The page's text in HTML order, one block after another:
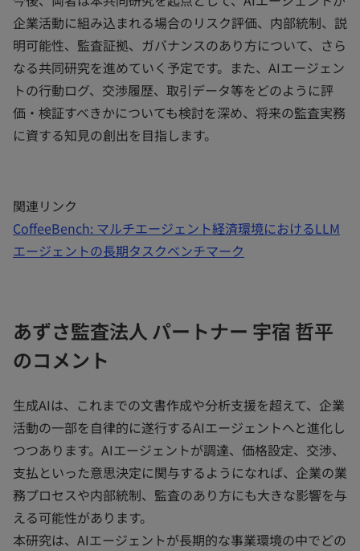
企業活動に組み込まれる場合のリスク評価、内部統制、説
明可能性、監査証拠、ガバナンスのあり方について、さら
なる共同研究を進めていく予定です。また、AIエージェン
トの行動ログ、交渉履歴、取引データ等をどのように評
価・検証すべきかについても検討を深め、将来の監査実務
に資する知見の創出を目指します。
関連リンク
CoffeeBench: マルチエージェント経済環境におけるLLM
エージェントの長期タスクベンチマーク
あずさ監査法人 パートナー 宇宿 哲平
のコメント
生成AIは、これまでの文書作成や分析支援を超えて、企業
活動の一部を自律的に遂行するAIエージェントへと進化し
つつあります。AIエージェントが調達、価格設定、交渉、
支払といった意思決定に関与するようになれば、企業の業
務プロセスや内部統制、監査のあり方にも大きな影響を与
える可能性があります。
本研究は、AIエージェントが長期的な事業環境の中でどの